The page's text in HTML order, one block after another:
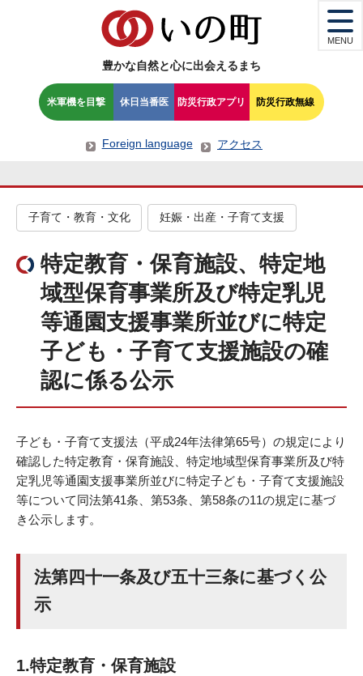
豊かな自然と心に出会えるまち
米軍機を目撃 休日当番医 防災行政アプリ 防災行政無線
Foreign language アクセス
MENU
子育て・教育・文化 妊娠・出産・子育て支援
特定教育・保育施設、特定地
域型保育事業所及び特定乳児
等通園支援事業所並びに特定
子ども・子育て支援施設の確
認に係る公示
子ども・子育て支援法（平成24年法律第65号）の規定により
確認した特定教育・保育施設、特定地域型保育事業所及び特
定乳児等通園支援事業所並びに特定子ども・子育て支援施設
等について同法第41条、第53条、第58条の11の規定に基づ
き公示します。
法第四十一条及び五十三条に基づく公
示
1.特定教育・保育施設